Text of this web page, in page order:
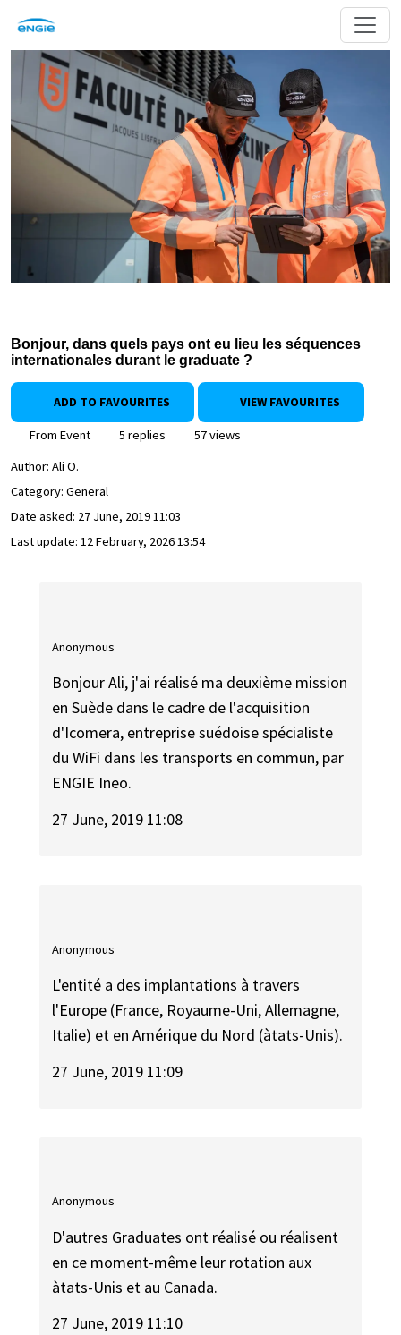
Bonjour, dans quels pays ont eu lieu les séquences
internationales durant le graduate ?
ADD TO FAVOURITES VIEW FAVOURITES
From Event 5 replies
57 views
Author: Ali O.
Category: General
Date asked: 27 June, 2019 11:03
Last update: 12 February, 2026 13:54
Anonymous
Bonjour Ali, j'ai réalisé ma deuxième mission
en Suède dans le cadre de l'acquisition
d'Icomera, entreprise suédoise spécialiste
du WiFi dans les transports en commun, par
ENGIE Ineo.
27 June, 2019 11:08
Anonymous
L'entité a des implantations à travers
l'Europe (France, Royaume-Uni, Allemagne,
Italie) et en Amérique du Nord (àtats-Unis).
27 June, 2019 11:09
Anonymous
D'autres Graduates ont réalisé ou réalisent
en ce moment-même leur rotation aux
àtats-Unis et au Canada.
27 June, 2019 11:10